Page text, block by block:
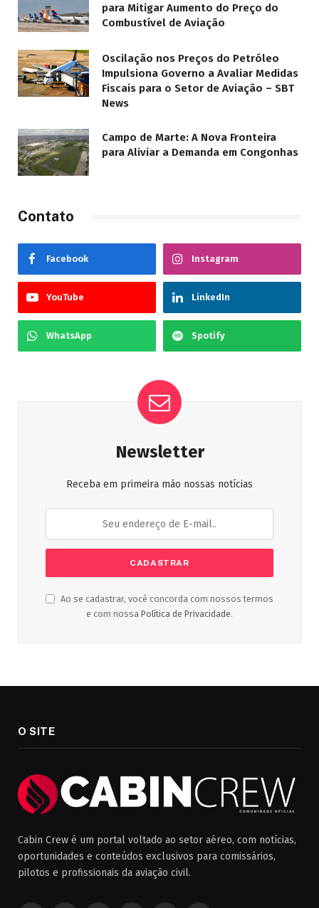
para Mitigar Aumento do Preço do
Combustível de Aviação
Oscilação nos Preços do Petróleo
Impulsiona Governo a Avaliar Medidas
Fiscais para o Setor de Aviação – SBT
News
Campo de Marte: A Nova Fronteira
para Aliviar a Demanda em Congonhas
Contato
Facebook Instagram
YouTube LinkedIn
WhatsApp Spotify
Newsletter
Receba em primeira mão nossas notícias
Ao se cadastrar, você concorda com nossos termos
e com nossa Política de Privacidade.
O SITE
Cabin Crew é um portal voltado ao setor aéreo, com notícias,
oportunidades e conteúdos exclusivos para comissários,
pilotos e profissionais da aviação civil.